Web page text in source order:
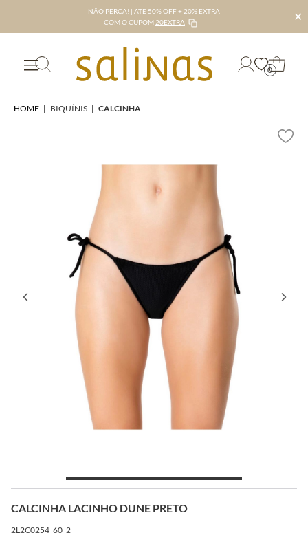
NÃO PERCA! | ATÉ 50% OFF + 20% EXTRA
COM O CUPOM 20EXTRA ✕
0
HOME | BIQUÍNIS | CALCINHA
CALCINHA LACINHO DUNE PRETO
2L2C0254_60_2